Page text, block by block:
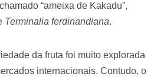
“ameixa de Kakadu”,
Terminalia ferdinandiana.
da fruta foi muito explorada
internacionais. Contudo, o